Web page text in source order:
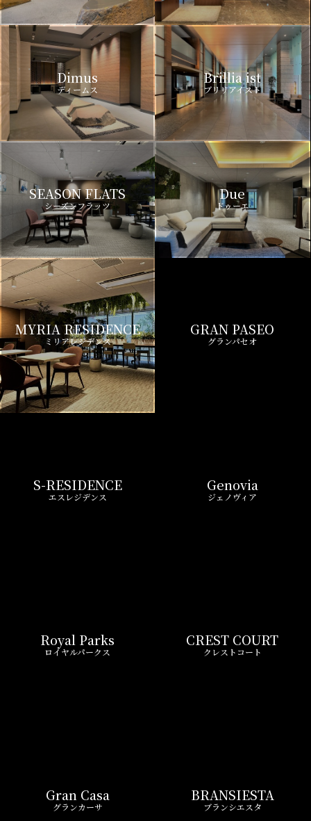
Dimus
ディームス
Brillia ist
ブリリアイスト
SEASON FLATS
シーズンフラッツ
Due
ドゥーエ
MYRIA RESIDENCE
ミリアレジデンス
GRAN PASEO
グランパセオ
ジェノヴィア